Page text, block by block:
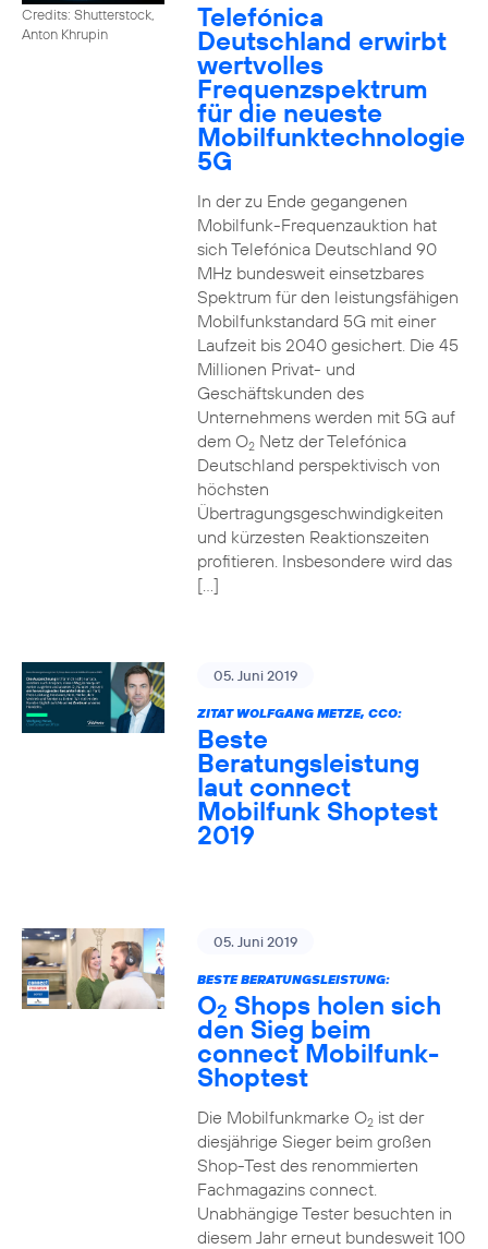
Credits: Shutterstock,
Anton Khrupin
Telefónica
Deutschland erwirbt
wertvolles
Frequenzspektrum
für die neueste
Mobilfunktechnologie
5G
In der zu Ende gegangenen
Mobilfunk-Frequenzauktion hat
sich Telefónica Deutschland 90
MHz bundesweit einsetzbares
Spektrum für den leistungsfähigen
Mobilfunkstandard 5G mit einer
Laufzeit bis 2040 gesichert. Die 45
Millionen Privat- und
Geschäftskunden des
Unternehmens werden mit 5G auf
dem O2Netz der Telefónica
Deutschland perspektivisch von
höchsten
Übertragungsgeschwindigkeiten
und kürzesten Reaktionszeiten
profitieren. Insbesondere wird das
[…]
05. Juni 2019
ZITAT WOLFGANG METZE, CCO:
Beste
Beratungsleistung
laut connect
Mobilfunk Shoptest
2019
05. Juni 2019
BESTE BERATUNGSLEISTUNG:
O2 Shops holen sich
den Sieg beim
connect Mobilfunk-
Shoptest
Die Mobilfunkmarke O2ist der
diesjährige Sieger beim großen
Shop-Test des renommierten
Fachmagazins connect.
Unabhängige Tester besuchten in
diesem Jahr erneut bundesweit 100